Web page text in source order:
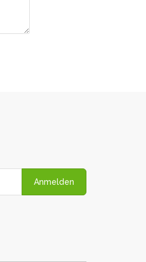
Anmelden